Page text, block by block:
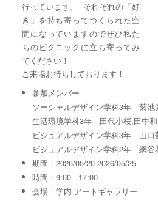
行っています。 それぞれの「好
き」を持ち寄ってつくられた空
間になっていますのでぜひ私た
ちのピクニックに立ち寄ってみ
てください！
ご来場お待ちしております！
参加メンバー
ソーシャルデザイン学科3年 菊池
生活環境学科3年 田代小桜,田中
ビジュアルデザイン学科3年 山口
ビジュアルデザイン学科2年 網谷
期間：2026/05/20-2026/05/25
時間：9:00 - 17:00
会場：学内 アートギャラリー